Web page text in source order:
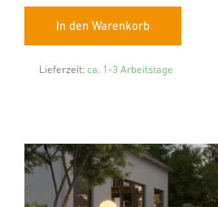
Lieferzeit: ca. 1-3 Arbeitstage